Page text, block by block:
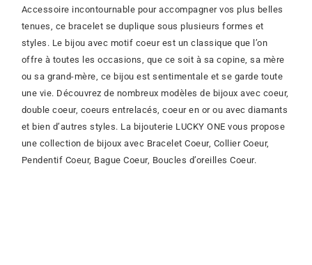
Accessoire incontournable pour accompagner vos plus belles
tenues, ce bracelet se duplique sous plusieurs formes et
styles. Le bijou avec motif coeur est un classique que l’on
offre à toutes les occasions, que ce soit à sa copine, sa mère
ou sa grand-mère, ce bijou est sentimentale et se garde toute
une vie. Découvrez de nombreux modèles de bijoux avec coeur,
double coeur, coeurs entrelacés, coeur en or ou avec diamants
et bien d’autres styles. La bijouterie LUCKY ONE vous propose
une collection de bijoux avec Bracelet Coeur, Collier Coeur,
Pendentif Coeur, Bague Coeur, Boucles d’oreilles Coeur.